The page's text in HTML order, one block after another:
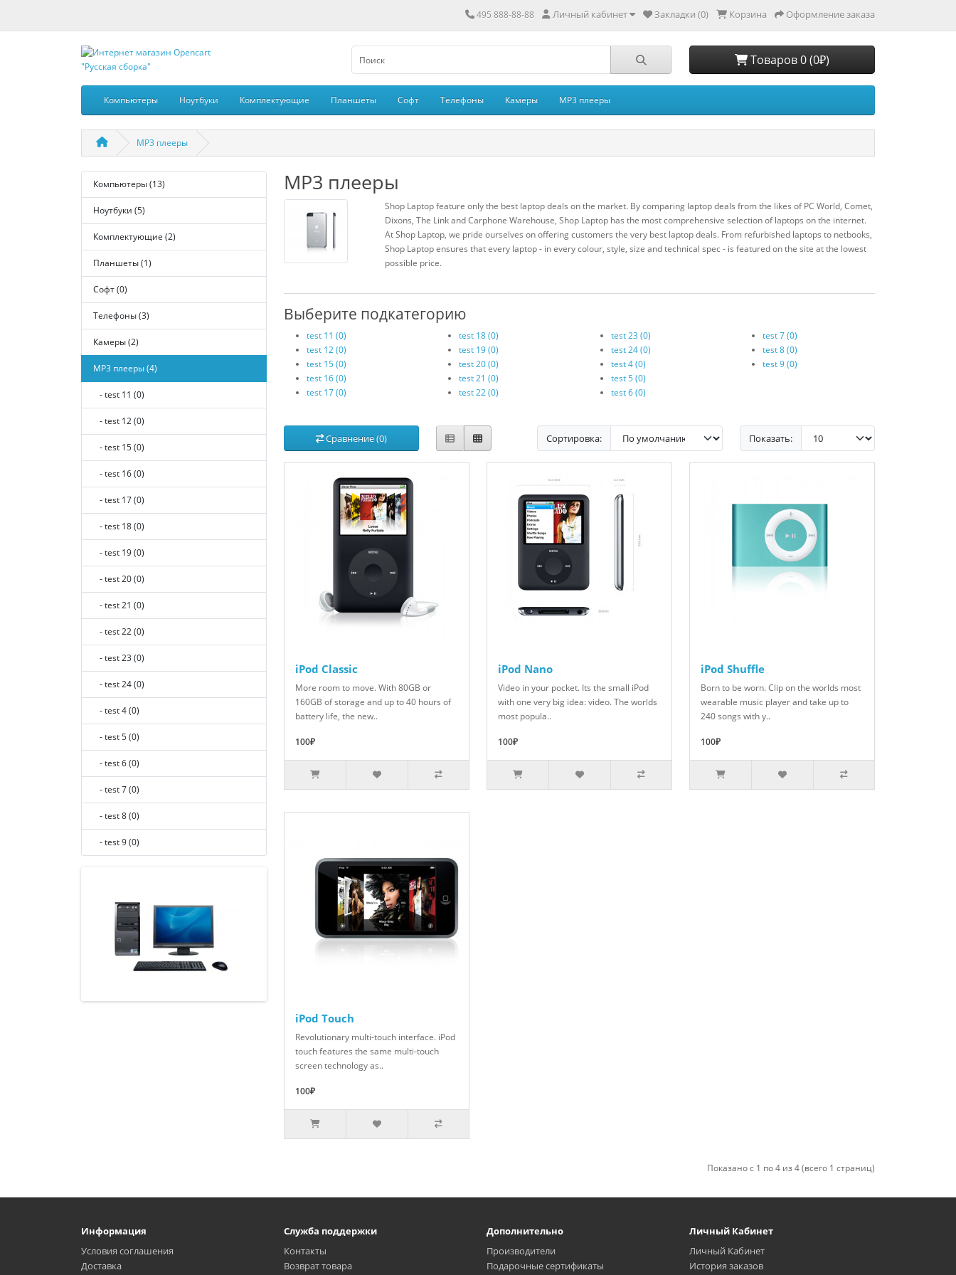
495 888-88-88 Личный кабинет Закладки (0) Корзина Оформление заказа
Товаров 0 (0₽)
Компьютеры Ноутбуки Комплектующие Планшеты Софт Телефоны Камеры MP3 плееры
MP3 плееры
Компьютеры (13)
Ноутбуки (5)
Комплектующие (2)
Планшеты (1)
Софт (0)
Телефоны (3)
Камеры (2)
MP3 плееры (4)
- test 11 (0)
- test 12 (0)
- test 15 (0)
- test 16 (0)
- test 17 (0)
- test 18 (0)
- test 19 (0)
- test 20 (0)
- test 21 (0)
- test 22 (0)
- test 23 (0)
- test 24 (0)
- test 4 (0)
- test 5 (0)
- test 6 (0)
- test 7 (0)
- test 8 (0)
- test 9 (0)
MP3 плееры
Shop Laptop feature only the best laptop deals on the market. By comparing laptop deals from the likes of PC World, Comet,
Dixons, The Link and Carphone Warehouse, Shop Laptop has the most comprehensive selection of laptops on the internet.
At Shop Laptop, we pride ourselves on offering customers the very best laptop deals. From refurbished laptops to netbooks,
Shop Laptop ensures that every laptop - in every colour, style, size and technical spec - is featured on the site at the lowest
possible price.
Выберите подкатегорию
test 11 (0)
test 12 (0)
test 15 (0)
test 16 (0)
test 17 (0)
test 18 (0)
test 19 (0)
test 20 (0)
test 21 (0)
test 22 (0)
test 23 (0)
test 24 (0)
test 4 (0)
test 5 (0)
test 6 (0)
test 7 (0)
test 8 (0)
test 9 (0)
Сравнение (0) Сортировка: Показать:
iPod Classic
More room to move. With 80GB or
160GB of storage and up to 40 hours of
battery life, the new..
100₽
iPod Nano
Video in your pocket. Its the small iPod
with one very big idea: video. The worlds
most popula..
100₽
iPod Shuffle
Born to be worn. Clip on the worlds most
wearable music player and take up to
240 songs with y..
100₽
iPod Touch
Revolutionary multi-touch interface. iPod
touch features the same multi-touch
screen technology as..
100₽
Показано с 1 по 4 из 4 (всего 1 страниц)
Информация
Условия соглашения
Доставка
Служба поддержки
Контакты
Возврат товара
Дополнительно
Производители
Подарочные сертификаты
Личный Кабинет
Личный Кабинет
История заказов